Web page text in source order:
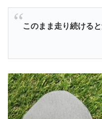
このまま走り続ける